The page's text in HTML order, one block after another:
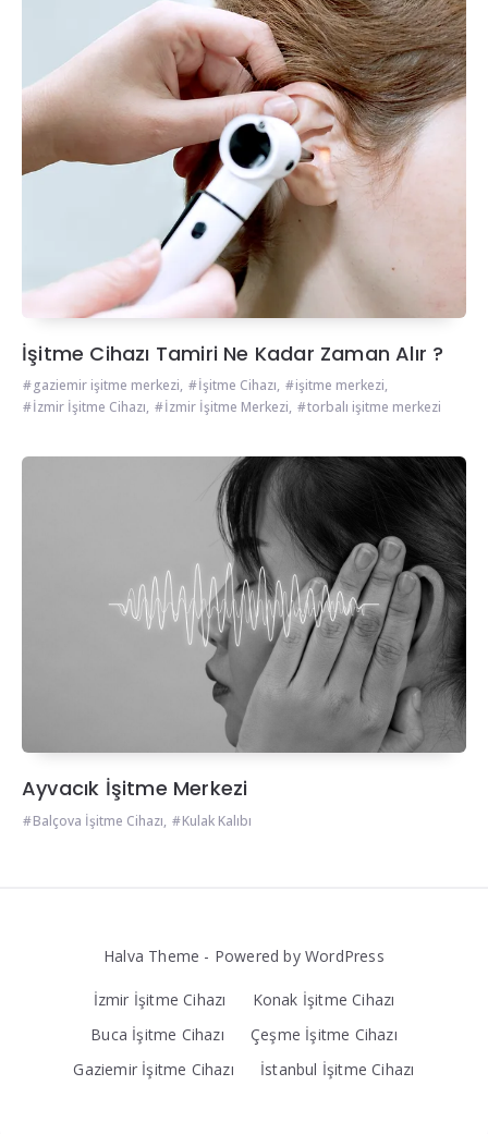
İşitme Cihazı Tamiri Ne Kadar Zaman Alır ?
gaziemir işitme merkezi, İşitme Cihazı, işitme merkezi,
İzmir İşitme Cihazı, İzmir İşitme Merkezi, torbalı işitme merkezi
Ayvacık İşitme Merkezi
Balçova İşitme Cihazı, Kulak Kalıbı
Halva Theme - Powered by WordPress
İzmir İşitme Cihazı
Konak İşitme Cihazı
Buca İşitme Cihazı
Çeşme İşitme Cihazı
Gaziemir İşitme Cihazı
İstanbul İşitme Cihazı